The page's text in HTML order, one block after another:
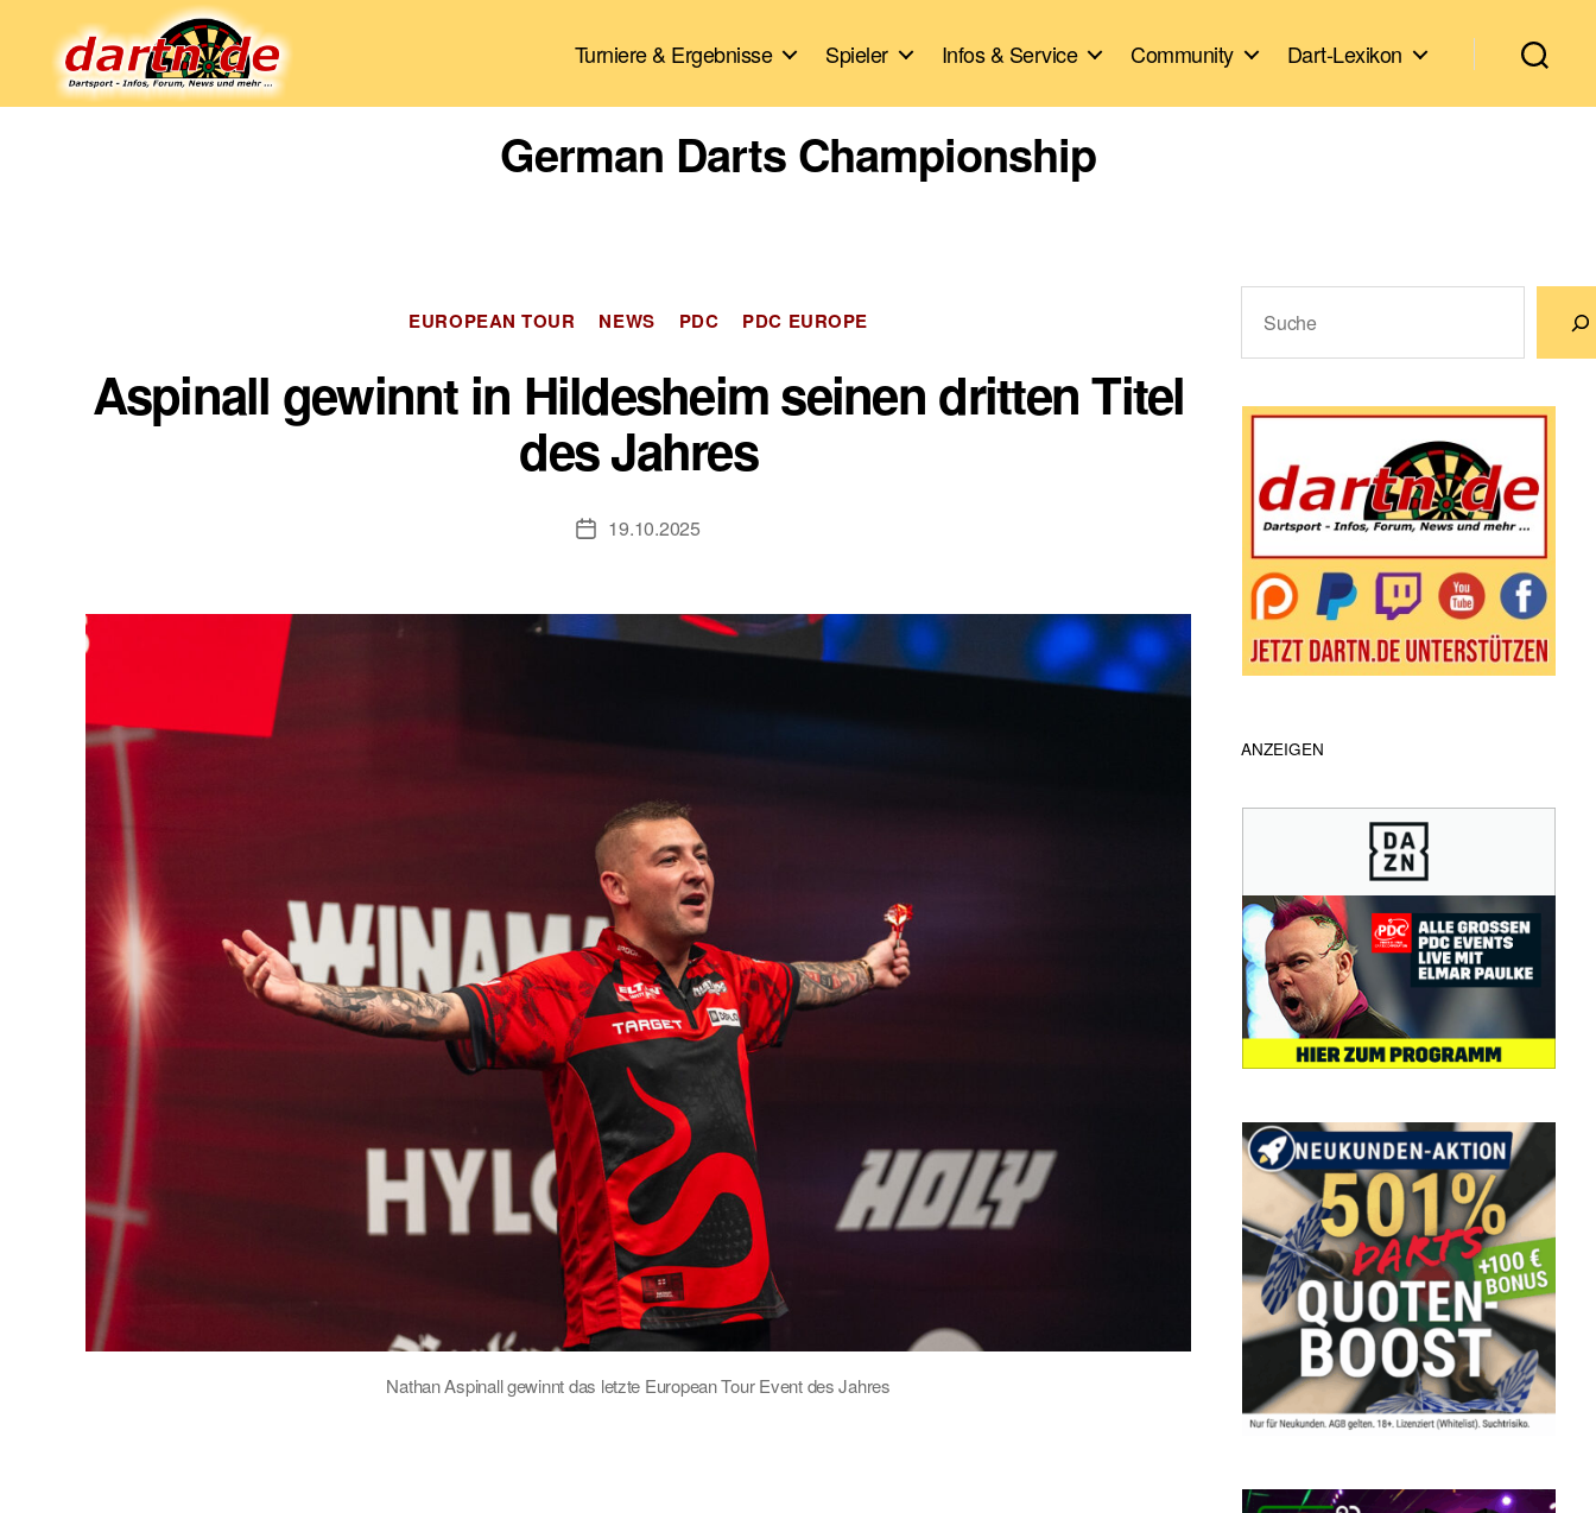
Turniere & Ergebnisse Spieler Infos & Service Community Dart-Lexikon
German Darts Championship
Kategorien
EUROPEAN TOUR NEWS PDC PDC EUROPE
Aspinall gewinnt in Hildesheim seinen dritten Titel
des Jahres
Veröffentlichungsdatum
19.10.2025
Nathan Aspinall gewinnt das letzte European Tour Event des Jahres
ANZEIGEN